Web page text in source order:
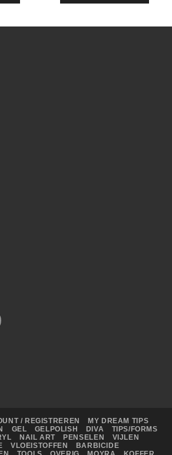
/ REGISTREREN
MY DREAM TIPS
GEL GELPOLISH DIVA
TIPS/FORMS
NAIL ART PENSELEN
VIJLEN
VLOEISTOFFEN
BARBICIDE